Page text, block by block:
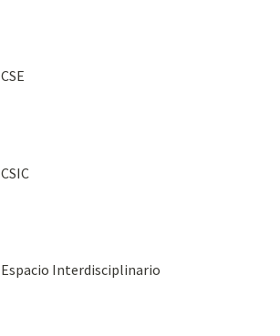
CSE
CSIC
Espacio Interdisciplinario